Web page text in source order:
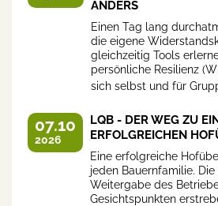
ANDERS
Einen Tag lang
die eigene
gleichzeitig Tools
persönliche Resilienz
sich selbst und für
07.10
2026
LQB - DER WEG ZU
ERFOLGREICHEN
Eine erfolgreiche
jeden Bauernfamilie.
Weitergabe des
Gesichtspunkten